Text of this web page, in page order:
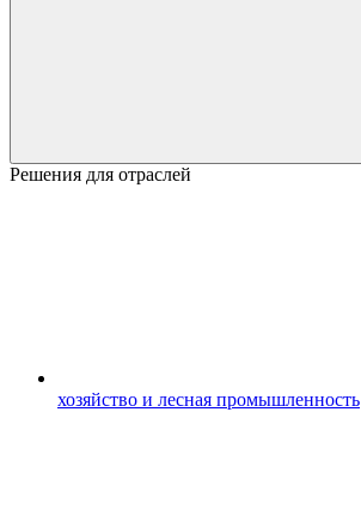
Решения для отраслей
хозяйство и лесная промышленность